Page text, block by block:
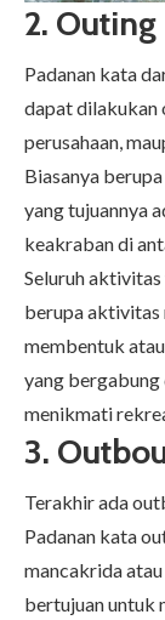
2. Outing
Padanan kata
dapat dilakukan
perusahaan,
Biasanya
yang tujuannya
keakraban di
Seluruh
berupa aktivitas
membentuk
yang
menikmati
3.
Terakhir ada
Padanan kata
mancakrida
bertujuan untuk